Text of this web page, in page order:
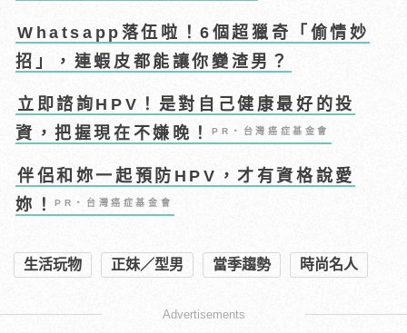
Whatsapp落伍啦！6個超獵奇「偷情妙
招」，連蝦皮都能讓你變渣男？
立即諮詢HPV！是對自己健康最好的投
資，把握現在不嫌晚！PR・台灣癌症基金會
伴侶和妳一起預防HPV，才有資格說愛
妳！PR・台灣癌症基金會
生活玩物 正妹／型男 當季趨勢 時尚名人
Advertisements